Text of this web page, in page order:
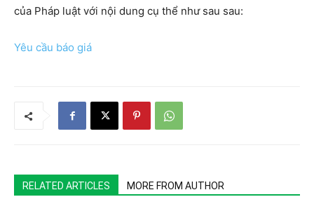
của Pháp luật với nội dung cụ thể như sau sau:
Yêu cầu báo giá
RELATED ARTICLES MORE FROM AUTHOR